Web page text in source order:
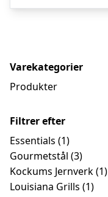
Varekategorier
Produkter
Filtrer efter
Essentials (1)
Gourmetstål (3)
Kockums Jernverk(1)
Louisiana Grills (1)